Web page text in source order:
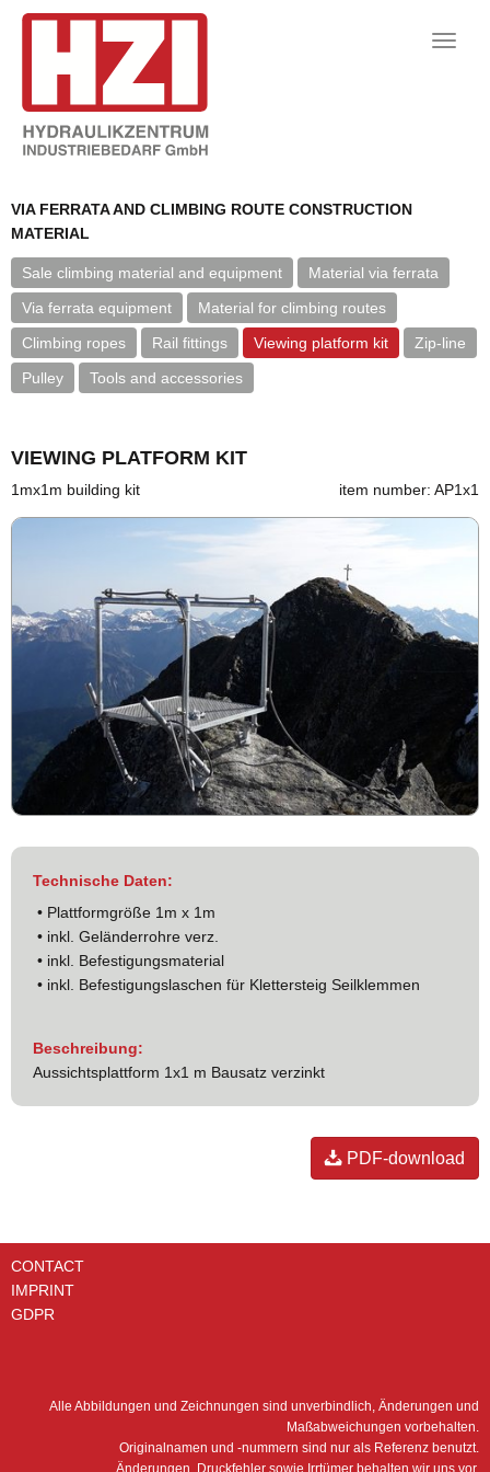
Toggle
VIA FERRATA AND CLIMBING ROUTE CONSTRUCTION
MATERIAL
Sale climbing material and equipment
Material via ferrata
Via ferrata equipment
Material for climbing routes
Climbing ropes
Rail fittings Viewing platform kit
Zip-line
Pulley
Tools and accessories
VIEWING PLATFORM KIT
1mx1m building kit item number: AP1x1
Technische Daten:
• Plattformgröße 1m x 1m
• inkl. Geländerrohre verz.
• inkl. Befestigungsmaterial
• inkl. Befestigungslaschen für Klettersteig Seilklemmen
Beschreibung:
Aussichtsplattform 1x1 m Bausatz verzinkt
PDF-download
CONTACT
IMPRINT
GDPR
Alle Abbildungen und Zeichnungen sind unverbindlich, Änderungen und
Maßabweichungen vorbehalten.
Originalnamen und -nummern sind nur als Referenz benutzt.
Änderungen, Druckfehler sowie Irrtümer behalten wir uns vor.